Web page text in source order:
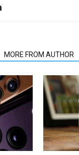
MORE FROM AUTHOR